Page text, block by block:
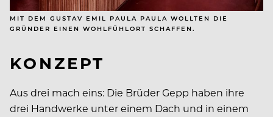
MIT DEM GUSTAV EMIL PAULA PAULA WOLLTEN DIE
GRÜNDER EINEN WOHLFÜHLORT SCHAFFEN.
KONZEPT
Aus drei mach eins: Die Brüder Gepp haben ihre
drei Handwerke unter einem Dach und in einem